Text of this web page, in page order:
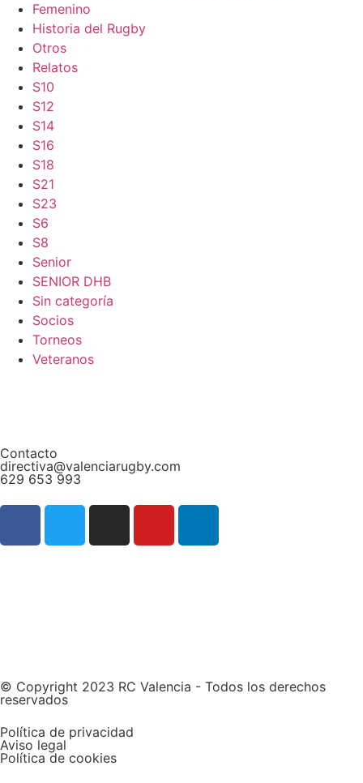
Femenino
Historia del Rugby
Otros
Relatos
S10
S12
S14
S16
S18
S21
S23
S6
S8
Senior
SENIOR DHB
Sin categoría
Socios
Torneos
Veteranos
Contacto
directiva@valenciarugby.com
629 653 993
© Copyright 2023 RC Valencia - Todos los derechos
reservados
Política de privacidad
Aviso legal
Política de cookies